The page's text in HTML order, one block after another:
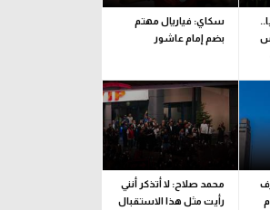
سكاي: فياريال مهتم
بضم إمام عاشور
محمد صلاح: لا أتذكر أنني
رأيت مثل هذا الاستقبال